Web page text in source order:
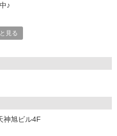
♪
orお電話でご連絡します。
出張面接・事務所面接と選べま
見る
旭ビル4F